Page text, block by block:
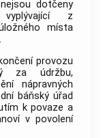
dotčeny
z
místa
provozu
za údržbu,
nápravných
báňský úřad
k povaze a
v povolení